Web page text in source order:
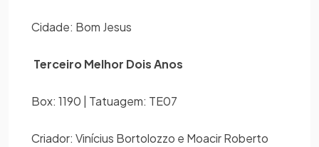
Cidade: Bom Jesus
Terceiro Melhor Dois Anos
Box: 1190 | Tatuagem: TE07
Criador: Vinícius Bortolozzo e Moacir Roberto